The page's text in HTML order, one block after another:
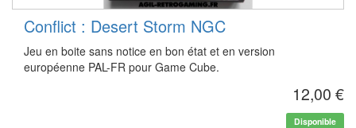
Conflict : Desert Storm NGC
Jeu en boite sans notice en bon état et en version
européenne PAL-FR pour Game Cube.
12,00 €
Disponible